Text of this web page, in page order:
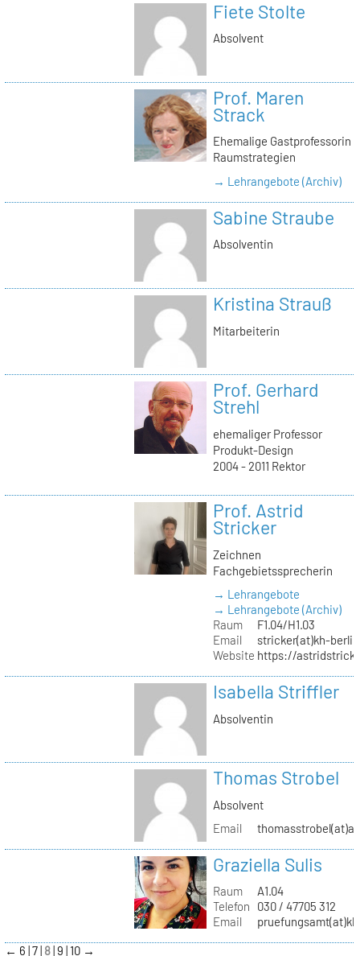
Fiete Stolte
Absolvent
Prof. Maren
Strack
Ehemalige Gastprofessorin
Raumstrategien
→ Lehrangebote (Archiv)
Sabine Straube
Absolventin
Kristina Strauß
Mitarbeiterin
Prof. Gerhard
Strehl
ehemaliger Professor
Produkt-Design
2004 - 2011 Rektor
Prof. Astrid
Stricker
Zeichnen
Fachgebietssprecherin
→ Lehrangebote
→ Lehrangebote (Archiv)
Raum
F1.04/H1.03
Email
stricker(at)kh-
Website https://
Isabella Striffler
Absolventin
Thomas Strobel
Absolvent
Email
Graziella Sulis
Raum
A1.04
Telefon
030 / 47705 312
Email
← 6 7 8 9 10 →